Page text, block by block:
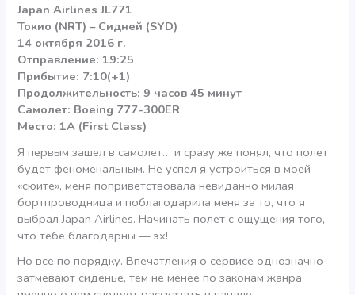
Japan Airlines JL771
Токио (NRT) – Сидней (SYD)
14 октября 2016 г.
Отправление: 19:25
Прибытие: 7:10(+1)
Продолжительность: 9 часов 45 минут
Самолет: Boeing 777-300ER
Место: 1A (First Class)
Я первым зашел в самолет… и сразу же понял, что полет
будет феноменальным. Не успел я устроиться в моей
«сюите», меня поприветствовала невиданно милая
бортпроводница и поблагодарила меня за то, что я
выбрал Japan Airlines. Начинать полет с ощущения того,
что тебе благодарны — эх!
Но все по порядку. Впечатления о сервисе однозначно
затмевают сиденье, тем не менее по законам жанра